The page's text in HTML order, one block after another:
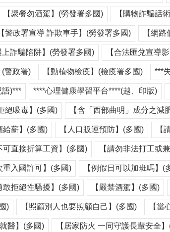
【聚餐勿酒駕】(勞發署多國) 【購物詐騙話
【警政署宣導 詐欺車手】(勞發署多國) 【網
詐騙陷阱】(勞發署多國) 【合法匯兌宣導
(警政署) 【動植物檢疫】(檢疫署多國) ***
)*** ****心理健康學習平台****(越、印版)
絕吸毒】(多國) 【含「西部曲明」成分之減
給薪】(多國) 【人口販運預防】(多國) 【
可直接折算工資】(多國) 【請勿非法打工或
重入國許可】(多國) 【例假日可以加班嗎】(
敢拒絕性騷擾】(多國) 【嚴禁酒駕】(多國)
) 【照顧別人也要照顧自己】(多國) 【當
醫】(多國) 【居家防火 一同守護長輩安全